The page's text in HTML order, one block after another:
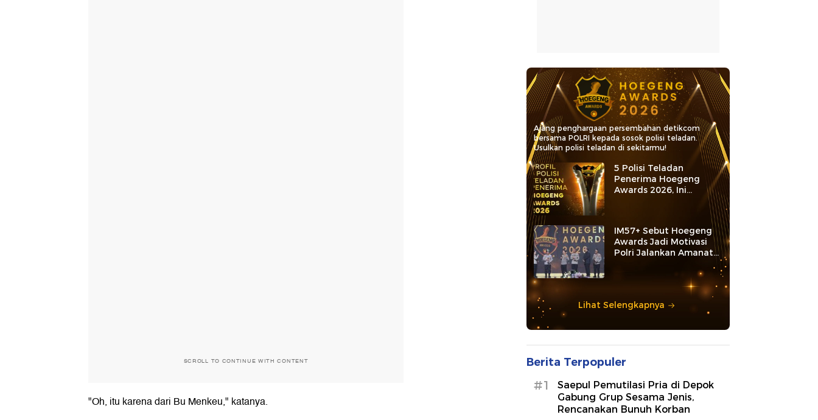
SCROLL TO CONTINUE WITH CONTENT
"Oh, itu karena dari Bu Menkeu," katanya.
Ajang penghargaan persembahan detikcom
bersama POLRI kepada sosok polisi teladan.
Usulkan polisi teladan di sekitarmu!
5 Polisi Teladan
Penerima Hoegeng
Awards 2026, Ini
Kategori dan Kiprahnya
IM57+ Sebut Hoegeng
Awards Jadi Motivasi
Polri Jalankan Amanat
Lihat Selengkapnya
Berita Terpopuler
#1
Saepul Pemutilasi Pria di Depok
Gabung Grup Sesama Jenis,
Rencanakan Bunuh Korban